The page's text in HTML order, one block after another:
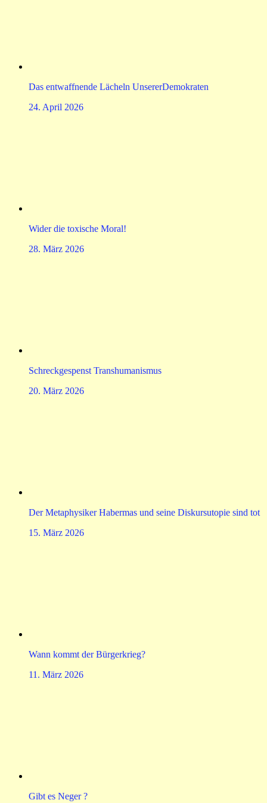
Das entwaffnende Lächeln UnsererDemokraten
24. April 2026
Wider die toxische Moral!
28. März 2026
Schreckgespenst Transhumanismus
20. März 2026
Der Metaphysiker Habermas und seine Diskursutopie sind tot
15. März 2026
Wann kommt der Bürgerkrieg?
11. März 2026
Gibt es Neger ?